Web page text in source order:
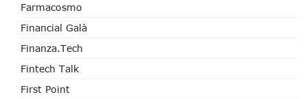
Farmacosmo
Financial Galà
Finanza.tech
Fintech Talk
First Point